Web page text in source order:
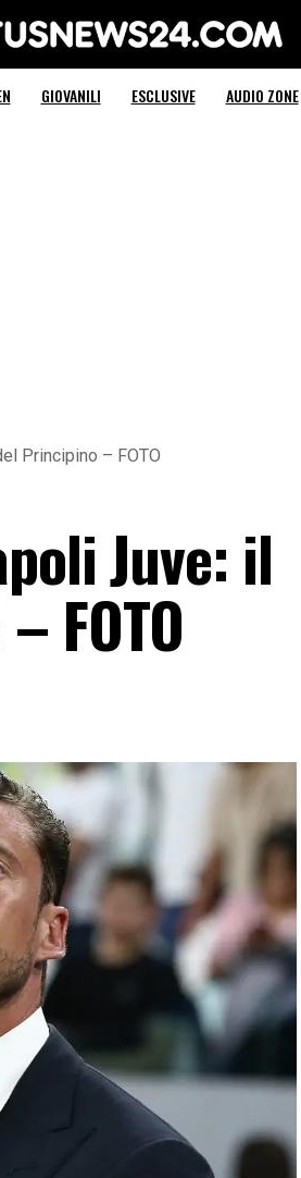
Juventus News 24
GIOVANILI ESCLUSIVE AUDIO ZONE
Principino – FOTO
Juve: il
FOTO